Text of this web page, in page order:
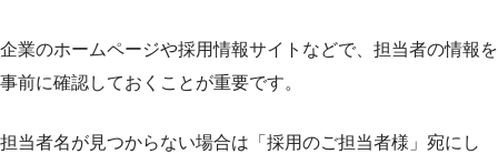
企業のホームページや採用情報サイトなどで、担当者の情報を
事前に確認しておくことが重要です。
担当者名が見つからない場合は「採用のご担当者様」宛にし